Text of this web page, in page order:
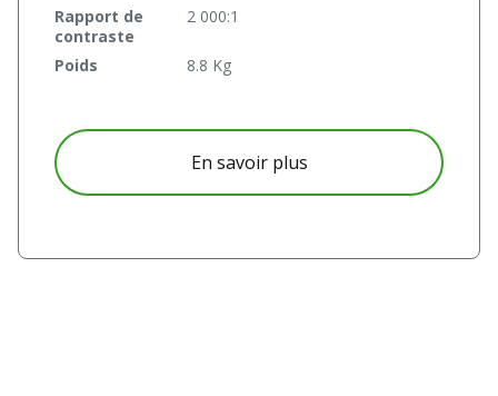
Rapport de
contraste
2 000:1
Poids 8.8 Kg
En savoir plusà propos DU5671